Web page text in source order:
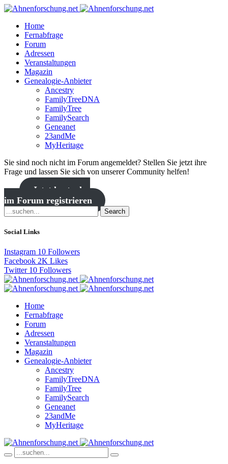
Home
Fernabfrage
Forum
Adressen
Veranstaltungen
Magazin
Genealogie-Anbieter
Ancestry
FamilyTreeDNA
FamilyTree
FamilySearch
Geneanet
23andMe
MyHeritage
Sie sind noch nicht im Forum angemeldet? Stellen Sie jetzt ihre
Frage und lassen Sie sich von unserer Community helfen!
Jetzt kostenlos
im Forum registrieren
Search
Social Links
Instagram 10 Followers
Facebook 2K Likes
Twitter 10 Followers
Home
Fernabfrage
Forum
Adressen
Veranstaltungen
Magazin
Genealogie-Anbieter
Ancestry
FamilyTreeDNA
FamilyTree
FamilySearch
Geneanet
23andMe
MyHeritage